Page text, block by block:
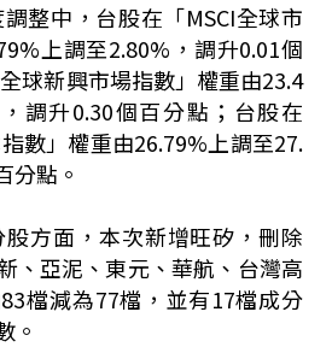
整中，台股在「MSCI全球市
上調至2.80%，調升0.01個
球新興市場指數」權重由23.4
調升0.30個百分點；台股在
指數」權重由26.79%上調至27.
分點。
股方面，本次新增旺矽，刪除
、亞泥、東元、華航、台灣高
檔減為77檔，並有17檔成分
。